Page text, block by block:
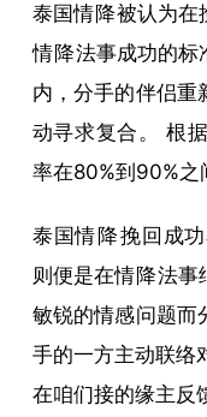
泰国情降被认为在
情降法事成功的标
内，分手的伴侣重
动寻求复合。 根
率在80%到90%之
泰国情降挽回成
则便是在情降法事
敏锐的情感问题而
手的一方主动联络
在咱们接的缘主反